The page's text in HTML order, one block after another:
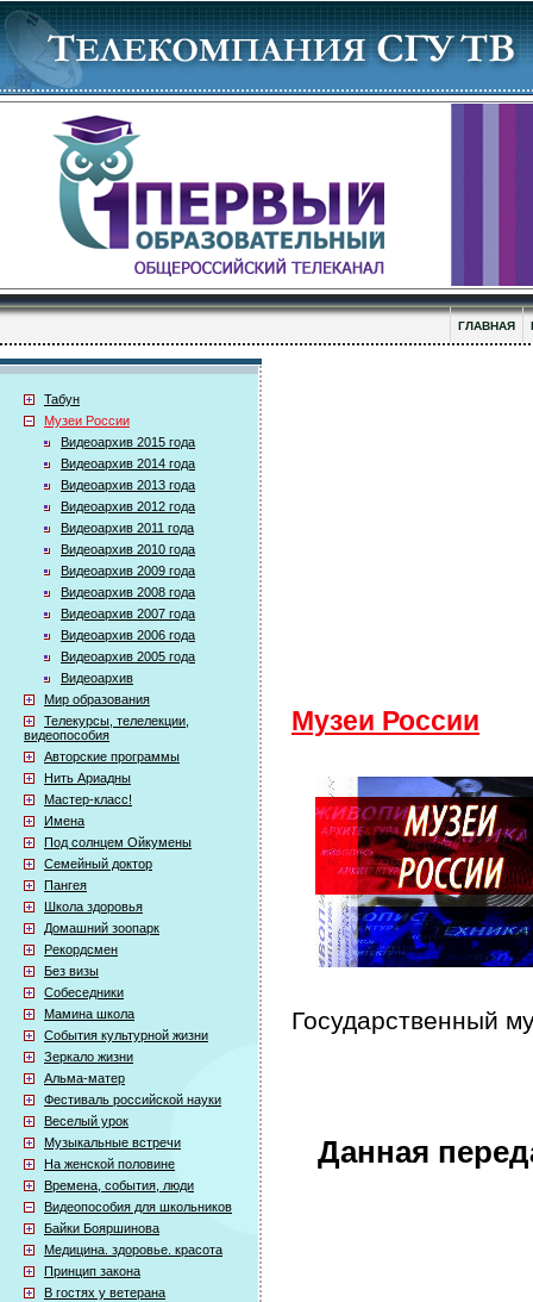
ГЛАВНАЯ
Табун
Музеи России
Видеоархив 2015 года
Видеоархив 2014 года
Видеоархив 2013 года
Видеоархив 2012 года
Видеоархив 2011 года
Видеоархив 2010 года
Видеоархив 2009 года
Видеоархив 2008 года
Видеоархив 2007 года
Видеоархив 2006 года
Видеоархив 2005 года
Видеоархив
Мир образования
Телекурсы, телелекции,
видеопособия
Авторские программы
Нить Ариадны
Мастер-класс!
Имена
Под солнцем Ойкумены
Семейный доктор
Пангея
Школа здоровья
Домашний зоопарк
Рекордсмен
Без визы
Собеседники
Мамина школа
События культурной жизни
Зеркало жизни
Альма-матер
Фестиваль российской науки
Веселый урок
Музыкальные встречи
На женской половине
Времена, события, люди
Видеопособия для школьников
Байки Бояршинова
Медицина. здоровье. красота
Принцип закона
В гостях у ветерана
Музеи России
Государственный
Данная